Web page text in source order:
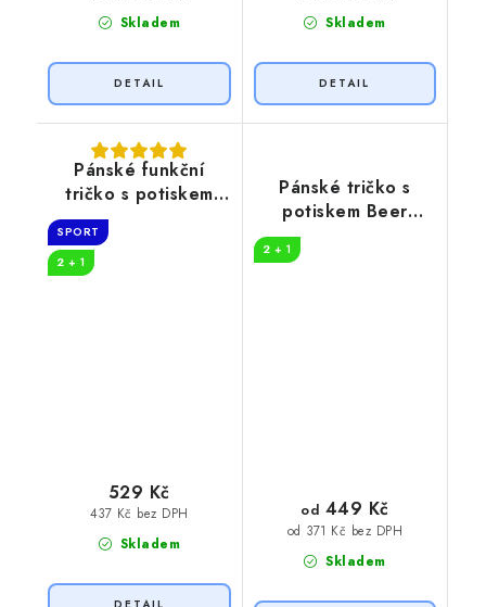
Skladem Skladem
Pánské funkční
tričko s potiskem
Potřebuju PIVO
SPORT
2 + 1
Skladem
437 Kč bez DPH
529 Kč
Pánské tričko s
potiskem Beer
2 + 1
Skladem
od 371 Kč bez DPH
od 449 Kč